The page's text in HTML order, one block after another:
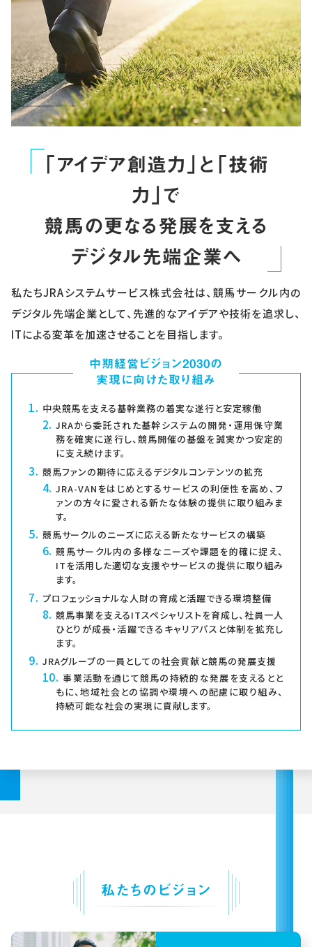
「アイデア創造力」と「技術
力」で
競馬の更なる発展を支える
デジタル先端企業へ
私たちJRAシステムサービス株式会社は、競馬サークル内の
デジタル先端企業として、先進的なアイデアや技術を追求し、
ITによる変革を加速させることを目指します。
中期経営ビジョン2030の
実現に向けた取り組み
中央競馬を支える基幹業務の着実な遂行と安定稼働
JRAから委託された基幹システムの開発・運用保守業
務を確実に遂行し、競馬開催の基盤を誠実かつ安定的
に支え続けます。
競馬ファンの期待に応えるデジタルコンテンツの拡充
JRA-VANをはじめとするサービスの利便性を高め、フ
ァンの方々に愛される新たな体験の提供に取り組みま
す。
競馬サークルのニーズに応える新たなサービスの構築
競馬サークル内の多様なニーズや課題を的確に捉え、
ITを活用した適切な支援やサービスの提供に取り組み
ます。
プロフェッショナルな人財の育成と活躍できる環境整備
競馬事業を支えるITスペシャリストを育成し、社員一人
ひとりが成長・活躍できるキャリアパスと体制を拡充し
ます。
JRAグループの一員としての社会貢献と競馬の発展支援
事業活動を通じて競馬の持続的な発展を支えるとと
もに、地域社会との協調や環境への配慮に取り組み、
持続可能な社会の実現に貢献します。
私たちのビジョン